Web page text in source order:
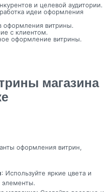
и целевой аудитории.
идеи оформления
оформления витрины.
с клиентом.
оформление витрины.
магазина
оформления витрин,
: Используйте яркие цвета и
элементы.